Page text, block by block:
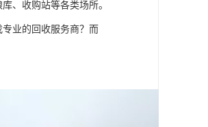
、收购站等各类场所。
业的回收服务商？而